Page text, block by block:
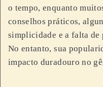
o tempo, enquanto
conselhos práticos,
simplicidade e a falta de
No entanto, sua
impacto duradouro no